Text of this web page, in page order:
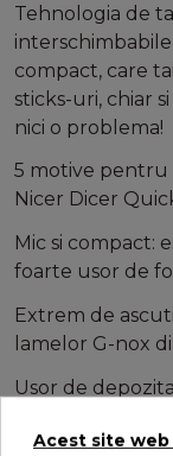
Tehnologia de
compact, care
sticks-uri, chiar
nici o problema!
5 motive pentru
Nicer Dicer
Mic si compact:
foarte usor de
Extrem de
lamelor G-nox
Usor de
poti lua cu tine
Acest site